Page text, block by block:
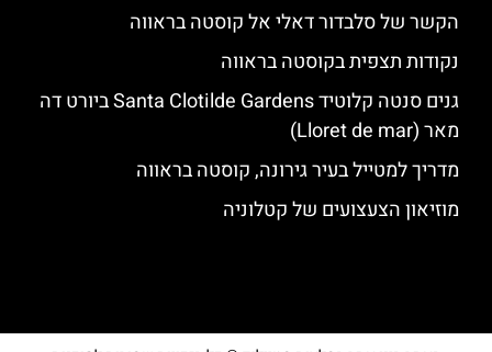
הקשר של סלבדור דאלי אל קוסטה בראווה
נקודות תצפית בקוסטה בראווה
גנים סנטה קלוטיד Santa Clotilde Gardens ביורט דה
מאר (Lloret de mar)
מדריך למטייל בעיר גירונה, קוסטה בראווה
מוזיאון הצעצועים של קטלוניה